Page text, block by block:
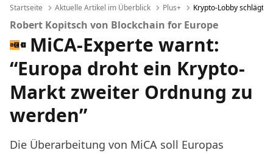
Startseite Aktuelle Artikel im Überblick Plus+ Krypto-Lobby schlägt
Robert Kopitsch von Blockchain for Europe
MiCA-Experte warnt:
“Europa droht ein Krypto-
Markt zweiter Ordnung zu
werden”
Die Überarbeitung von MiCA soll Europas